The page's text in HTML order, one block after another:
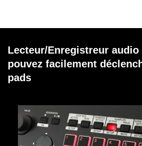
Lecteur/Enregistreur audio
pouvez facilement
pads